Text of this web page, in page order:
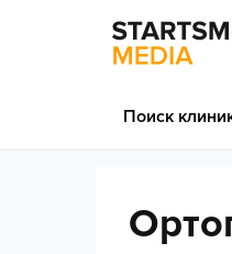
Поиск